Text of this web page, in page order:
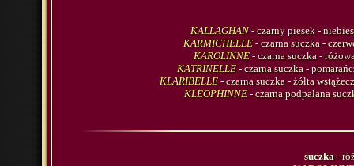
KALLAGHAN- czarny piesek -
KARMICHELLE- czarna suczka -
KAROLINNE- czarna suczka -
KATRINELLE- czarna suczka -
KLARIBELLE- czarna suczka -żółta
KLEOPHINNE- czarna podpalana
suczka-